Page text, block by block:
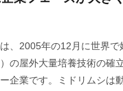
、2005年の12月に世界で
の屋外大量培養技術の確
企業です。ミドリムシは